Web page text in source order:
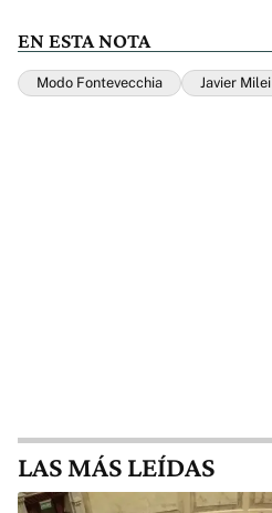
EN ESTA NOTA
Modo Fontevecchia Javier Milei
LAS MÁS LEÍDAS